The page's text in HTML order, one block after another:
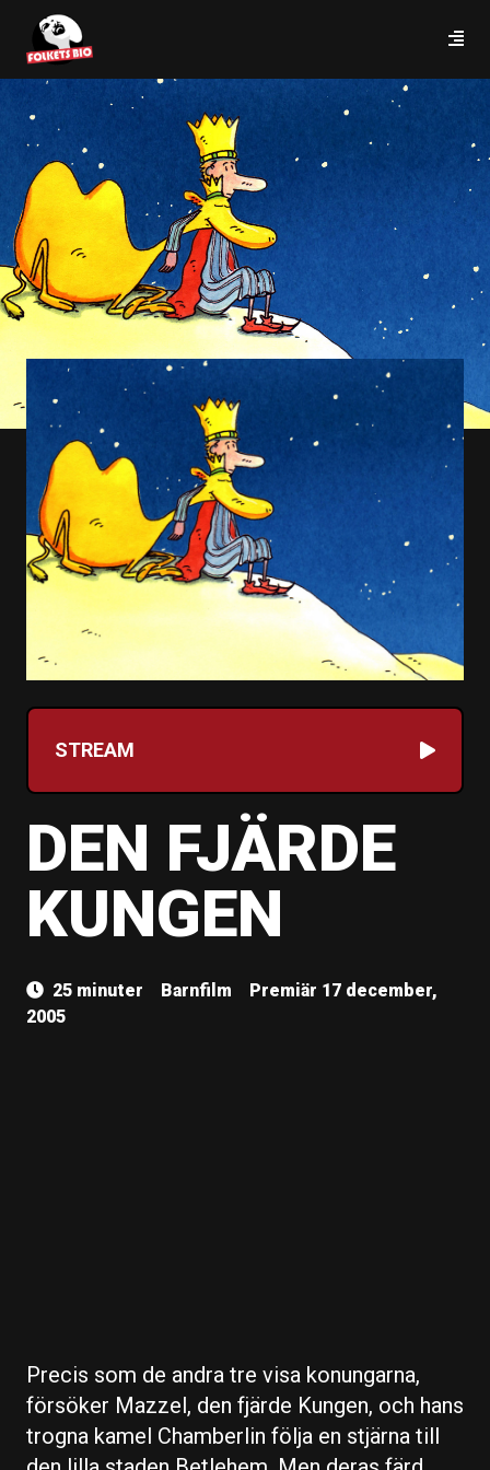
STREAM
DEN FJÄRDE
KUNGEN
25 minuter Barnfilm
Premiär 17 december,
2005
Precis som de andra tre visa konungarna,
försöker Mazzel, den fjärde Kungen, och hans
trogna kamel Chamberlin följa en stjärna till